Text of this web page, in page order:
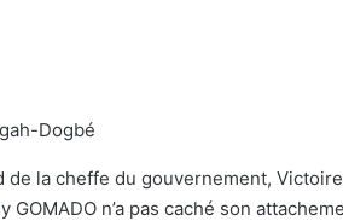
Dogbé
de la cheffe du gouvernement,
GOMADO n’a pas caché son